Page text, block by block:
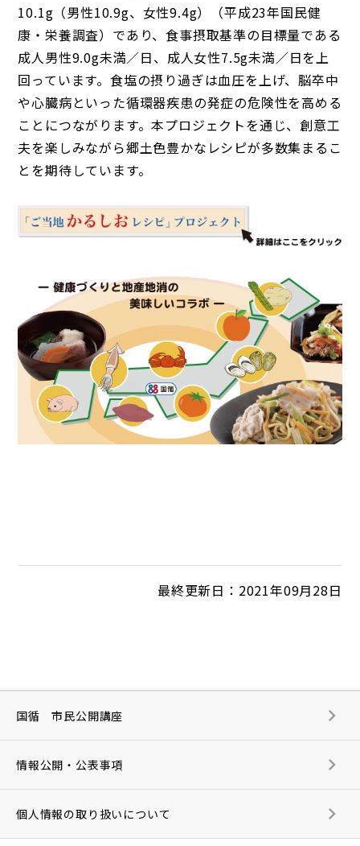
10.1g（男性10.9g、女性9.4g）（平成23年国民健
康・栄養調査）であり、食事摂取基準の目標量である
成人男性9.0g未満／日、成人女性7.5g未満／日を上
回っています。食塩の摂り過ぎは血圧を上げ、脳卒中
や心臓病といった循環器疾患の発症の危険性を高める
ことにつながります。本プロジェクトを通じ、創意工
夫を楽しみながら郷土色豊かなレシピが多数集まるこ
とを期待しています。
最終更新日：2021年09月28日
国循 市民公開講座
情報公開・公表事項
個人情報の取り扱いについて